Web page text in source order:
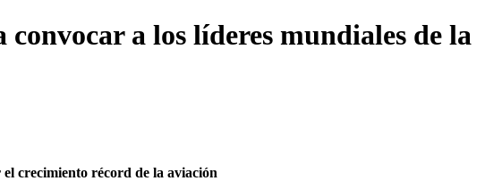
a los líderes mundiales de la
crecimiento récord de la aviación